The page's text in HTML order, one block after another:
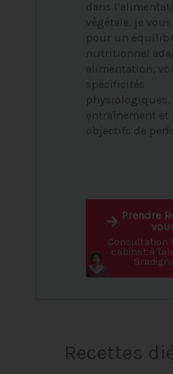
dans
végétale, je
pour un
nutritionnel
alimentation,
spécificités
physiologiques,
entraînement et
objectifs de
Prendre
Consultation
cabinet à
Recettes